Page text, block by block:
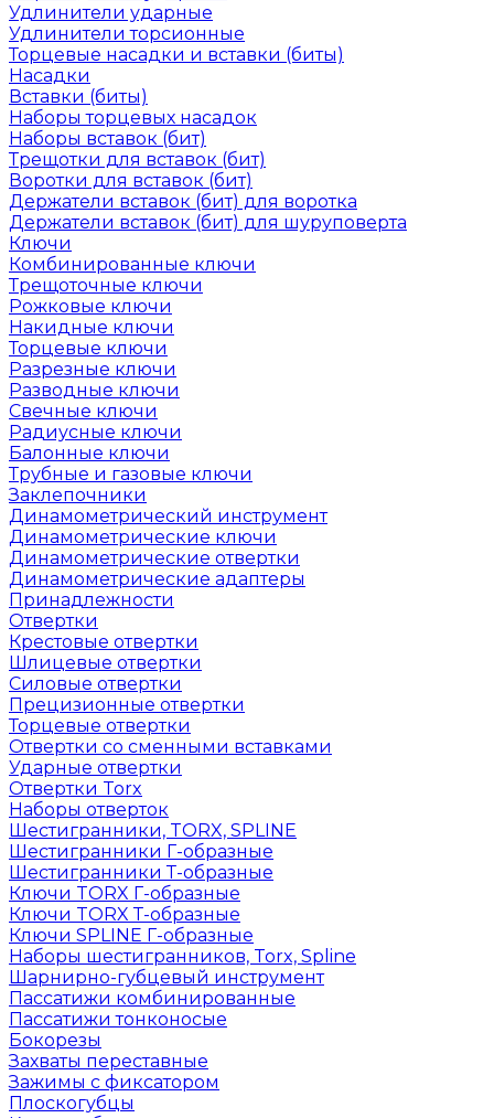
Удлинители ударные
Удлинители торсионные
Торцевые насадки и вставки (биты)
Насадки
Вставки (биты)
Наборы торцевых насадок
Наборы вставок (бит)
Трещотки для вставок (бит)
Воротки для вставок (бит)
Держатели вставок (бит) для воротка
Держатели вставок (бит) для шуруповерта
Ключи
Комбинированные ключи
Трещоточные ключи
Рожковые ключи
Накидные ключи
Торцевые ключи
Разрезные ключи
Разводные ключи
Свечные ключи
Радиусные ключи
Балонные ключи
Трубные и газовые ключи
Заклепочники
Динамометрический инструмент
Динамометрические ключи
Динамометрические отвертки
Динамометрические адаптеры
Принадлежности
Отвертки
Крестовые отвертки
Шлицевые отвертки
Силовые отвертки
Прецизионные отвертки
Торцевые отвертки
Отвертки со сменными вставками
Ударные отвертки
Отвертки Torx
Наборы отверток
Шестигранники, TORX, SPLINE
Шестигранники Г-образные
Шестигранники Т-образные
Ключи TORX Г-образные
Ключи TORX Т-образные
Ключи SPLINE Г-образные
Наборы шестигранников, Torx, Spline
Шарнирно-губцевый инструмент
Пассатижи комбинированные
Пассатижи тонконосые
Бокорезы
Захваты переставные
Зажимы с фиксатором
Плоскогубцы